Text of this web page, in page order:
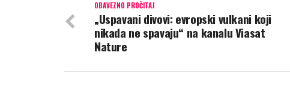
OBAVEZNO PROČITAJ
„Uspavani divovi: evropski vulkani koji
nikada ne spavaju“ na kanalu Viasat
Nature